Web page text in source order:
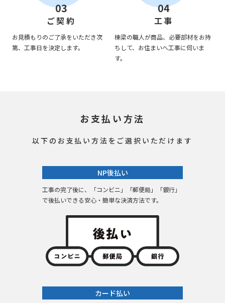
03
ご契約
お見積もりのご了承をいただき次
第、工事日を決定します。
04
工事
棟梁の職人が商品、必要部材をお持
ちして、お住まいへ工事に伺いま
す。
お支払い方法
以下のお支払い方法をご選択いただけます
NP後払い
工事の完了後に、「コンビニ」「郵便局」「銀行」
で後払いできる安心・簡単な決済方法です。
カード払い